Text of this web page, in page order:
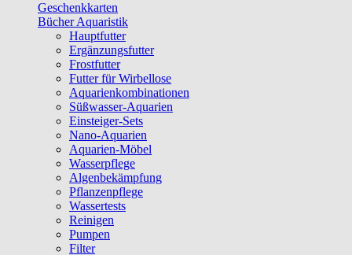
Geschenkkarten
Bücher Aquaristik
Hauptfutter
Ergänzungsfutter
Frostfutter
Futter für Wirbellose
Aquarienkombinationen
Süßwasser-Aquarien
Einsteiger-Sets
Nano-Aquarien
Aquarien-Möbel
Wasserpflege
Algenbekämpfung
Pflanzenpflege
Wassertests
Reinigen
Pumpen
Filter